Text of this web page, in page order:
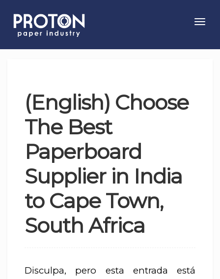
(English) Choose
The Best
Paperboard
Supplier in India
to Cape Town,
South Africa
Disculpa, pero esta entrada está